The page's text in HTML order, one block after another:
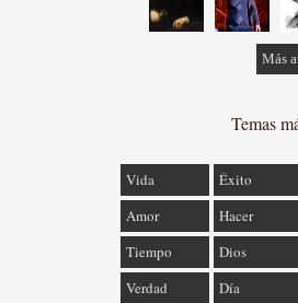
Más
Temas
Vida Éxito
Amor
Hacer
Tiempo
Dios
Verdad
Día